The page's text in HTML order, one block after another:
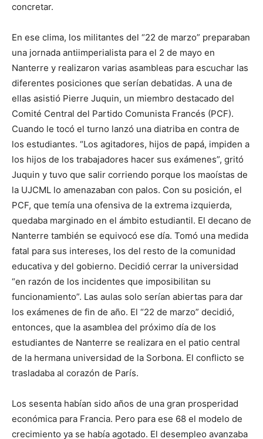
concretar.
En ese clima, los militantes del “22 de marzo” preparaban
una jornada antiimperialista para el 2 de mayo en
Nanterre y realizaron varias asambleas para escuchar las
diferentes posiciones que serían debatidas. A una de
ellas asistió Pierre Juquin, un miembro destacado del
Comité Central del Partido Comunista Francés (PCF).
Cuando le tocó el turno lanzó una diatriba en contra de
los estudiantes. “Los agitadores, hijos de papá, impiden a
los hijos de los trabajadores hacer sus exámenes”, gritó
Juquin y tuvo que salir corriendo porque los maoístas de
la UJCML lo amenazaban con palos. Con su posición, el
PCF, que temía una ofensiva de la extrema izquierda,
quedaba marginado en el ámbito estudiantil. El decano de
Nanterre también se equivocó ese día. Tomó una medida
fatal para sus intereses, los del resto de la comunidad
educativa y del gobierno. Decidió cerrar la universidad
“en razón de los incidentes que imposibilitan su
funcionamiento”. Las aulas solo serían abiertas para dar
los exámenes de fin de año. El “22 de marzo” decidió,
entonces, que la asamblea del próximo día de los
estudiantes de Nanterre se realizara en el patio central
de la hermana universidad de la Sorbona. El conflicto se
trasladaba al corazón de París.
Los sesenta habían sido años de una gran prosperidad
económica para Francia. Pero para ese 68 el modelo de
crecimiento ya se había agotado. El desempleo avanzaba